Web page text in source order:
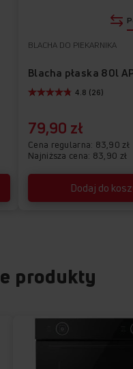
79,90 zł
Cena regularna 83,90 zł
Najniższa cena: 83,90 zł
BLACHA DO PIEKARNIKA
Blacha płaska 80l
Dodaj do
4.8 (26)
produkty